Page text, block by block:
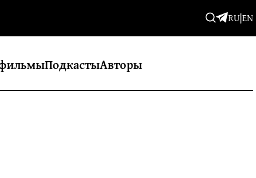
RU|EN
ПодкастыАвторы